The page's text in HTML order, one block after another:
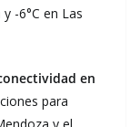
-6°C en Las
en
para